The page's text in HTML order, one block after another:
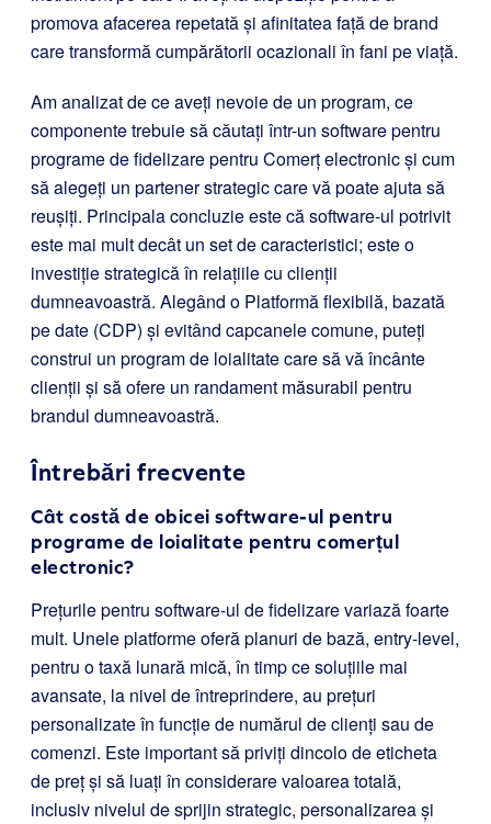
promova afacerea repetată și afinitatea față de brand
care transformă cumpărătorii ocazionali în fani pe viață.
Am analizat de ce aveți nevoie de un program, ce
componente trebuie să căutați într-un software pentru
programe de fidelizare pentru Comerț electronic și cum
să alegeți un partener strategic care vă poate ajuta să
reușiți. Principala concluzie este că software-ul potrivit
este mai mult decât un set de caracteristici; este o
investiție strategică în relațiile cu clienții
dumneavoastră. Alegând o Platformă flexibilă, bazată
pe date (CDP) și evitând capcanele comune, puteți
construi un program de loialitate care să vă încânte
clienții și să ofere un randament măsurabil pentru
brandul dumneavoastră.
Întrebări frecvente
Cât costă de obicei software-ul pentru
programe de loialitate pentru comerțul
electronic?
Prețurile pentru software-ul de fidelizare variază foarte
mult. Unele platforme oferă planuri de bază, entry-level,
pentru o taxă lunară mică, în timp ce soluțiile mai
avansate, la nivel de întreprindere, au prețuri
personalizate în funcție de numărul de clienți sau de
comenzi. Este important să priviți dincolo de eticheta
de preț și să luați în considerare valoarea totală,
inclusiv nivelul de sprijin strategic, personalizarea și